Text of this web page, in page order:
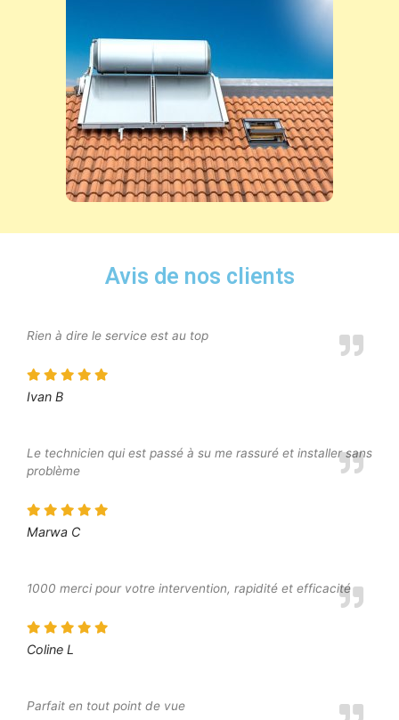
Avis de nos clients
Rien à dire le service est au top
Ivan B
Le technicien qui est passé à su me rassuré et installer sans
problème
Marwa C
1000 merci pour votre intervention, rapidité et efficacité
Coline L
Parfait en tout point de vue